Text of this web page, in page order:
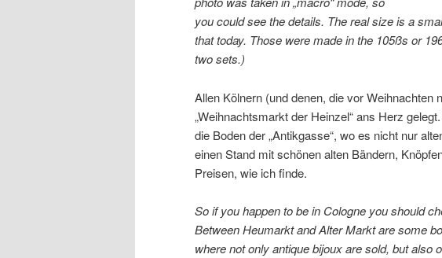
you could see the details. The real size is a
that today. Those were made in the 105ßs or
two sets.)
Allen Kölnern (und denen, die vor
„Weihnachtsmarkt der Heinzel“ ans Herz
die Boden der „Antikgasse“, wo es nicht nur
einen Stand mit schönen alten Bändern,
Preisen, wie ich finde.
So if you happen to be in Cologne you should
Between Heumarkt and Alter Markt are some
where not only antique bijoux are sold, but also